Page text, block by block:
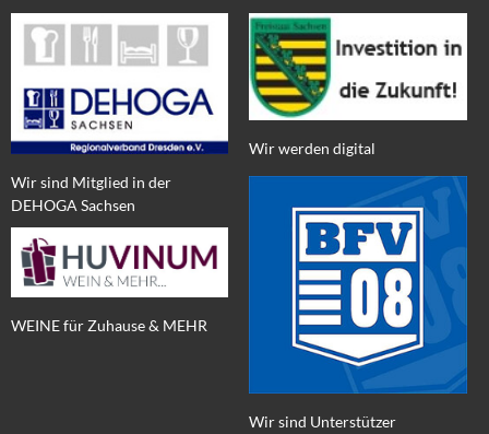
Wir sind Mitglied in der
DEHOGA Sachsen
WEINE für Zuhause & MEHR
Wir werden digital
Wir sind Unterstützer